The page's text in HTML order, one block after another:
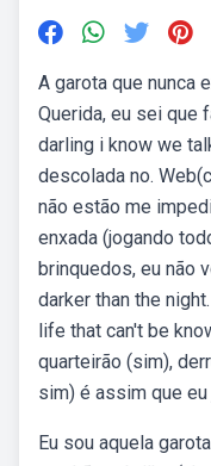
A garota que nunca
Querida, eu sei que
darling i know we
descolada no.
não estão me
enxada (jogando
brinquedos, eu não
darker than the
life that can't be
quarteirão (sim),
sim) é assim que
Eu sou aquela